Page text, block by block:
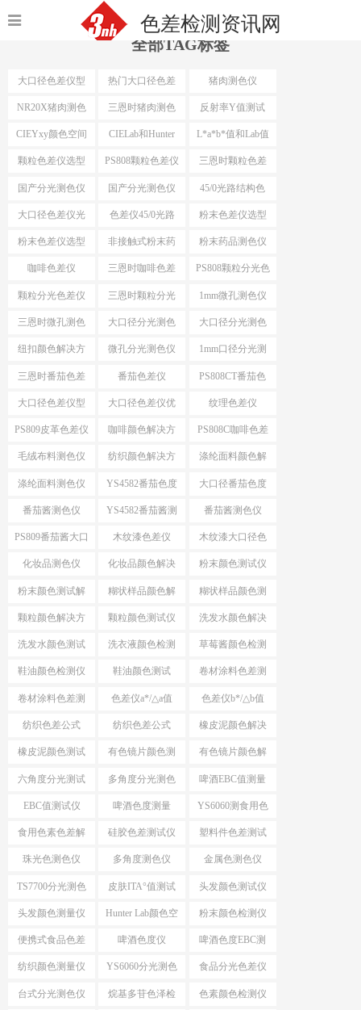
色差检测资讯网
全部TAG标签
大口径色差仪型
号
热门大口径色差
仪选型
猪肉测色仪
NR20X猪肉测色
仪
三恩时猪肉测色
仪
反射率Y值测试
CIEYxy颜色空间 CIELab和Hunter
Lab
L*a*b*值和Lab值
颗粒色差仪选型 PS808颗粒色差仪 三恩时颗粒色差
仪
国产分光测色仪 国产分光测色仪
最小口径
45/0光路结构色
差仪
大口径色差仪光
路结构
色差仪45/0光路
结构
粉末色差仪选型
粉末色差仪选型
依据
非接触式粉末药
品测色仪
粉末药品测色仪
咖啡色差仪 三恩时咖啡色差
仪
PS808颗粒分光色
差仪
颗粒分光色差仪 三恩时颗粒分光
色差仪
1mm微孔测色仪
三恩时微孔测色
仪
大口径分光测色
仪选型推荐
大口径分光测色
仪选型
纽扣颜色解决方
案
微孔分光测色仪 1mm口径分光测
色仪
三恩时番茄色差
仪
番茄色差仪 PS808CT番茄色
差仪
大口径色差仪型
号推荐
大口径色差仪优
势
纹理色差仪
PS809皮革色差仪 咖啡颜色解决方
案
PS808C咖啡色差
仪
毛绒布料测色仪 纺织颜色解决方
案
涤纶面料颜色解
决方案
涤纶面料测色仪 YS4582番茄色度
仪
大口径番茄色度
仪YS4582
番茄酱测色仪 YS4582番茄酱测
色仪
番茄酱测色仪
PS809
PS809番茄酱大口
径测色仪
木纹漆色差仪 木纹漆大口径色
差仪
化妆品测色仪 化妆品颜色解决
方案
粉末颜色测试仪
选择
粉末颜色测试解
决方案
糊状样品颜色解
决方案
糊状样品颜色测
量
颗粒颜色解决方
案
颗粒颜色测试仪 洗发水颜色解决
方案
洗发水颜色测试
仪
洗衣液颜色检测
仪
草莓酱颜色检测
仪
鞋油颜色检测仪 鞋油颜色测试 卷材涂料色差测
试
卷材涂料色差测
试仪
色差仪a*/△a值 色差仪b*/△b值
纺织色差公式
ΔE*CMC
纺织色差公式
△E*94
橡皮泥颜色解决
方案
橡皮泥颜色测试
仪
有色镜片颜色测
量
有色镜片颜色解
决方案
六角度分光测试 多角度分光测色
仪
啤酒EBC值测量
EBC值测试仪 啤酒色度测量 YS6060测食用色
素颜色
食用色素色差解
决方案
硅胶色差测试仪 塑料件色差测试
仪
珠光色测色仪 多角度测色仪 金属色测色仪
TS7700分光测色
测ITA°值
皮肤ITA°值测试
仪
头发颜色测试仪
头发颜色测量仪 Hunter Lab颜色空
间
粉末颜色检测仪
便携式食品色差
仪
啤酒色度仪 啤酒色度EBC测
量仪
纺织颜色测量仪 YS6060分光测色
仪
食品分光色差仪
台式分光测色仪 烷基多苷色泽检 色素颜色检测仪